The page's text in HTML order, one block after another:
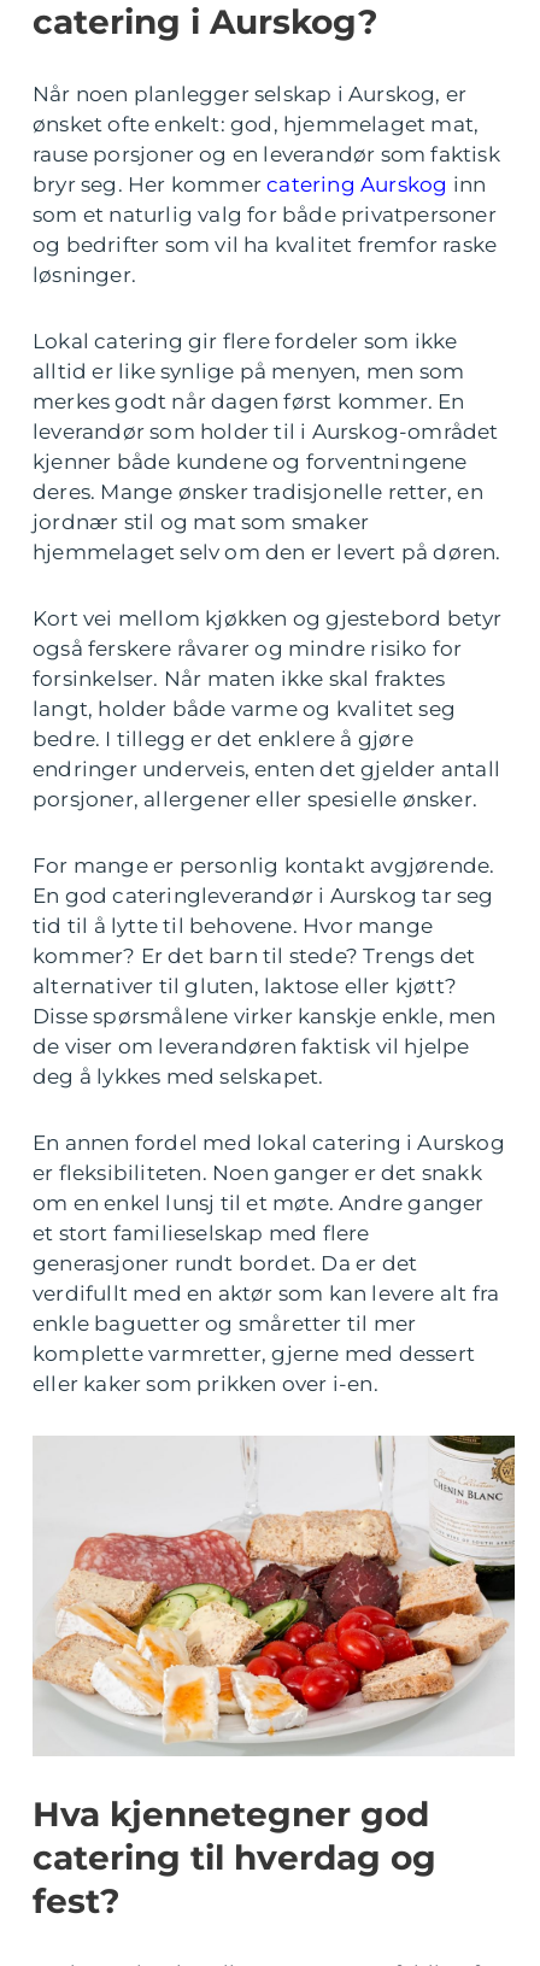
catering i Aurskog?
Når noen planlegger selskap i Aurskog, er
ønsket ofte enkelt: god, hjemmelaget mat,
rause porsjoner og en leverandør som faktisk
bryr seg. Her kommercatering Aurskog inn
som et naturlig valg for både privatpersoner
og bedrifter som vil ha kvalitet fremfor raske
løsninger.
Lokal catering gir flere fordeler som ikke
alltid er like synlige på menyen, men som
merkes godt når dagen først kommer. En
leverandør som holder til i Aurskog-området
kjenner både kundene og forventningene
deres. Mange ønsker tradisjonelle retter, en
jordnær stil og mat som smaker
hjemmelaget selv om den er levert på døren.
Kort vei mellom kjøkken og gjestebord betyr
også ferskere råvarer og mindre risiko for
forsinkelser. Når maten ikke skal fraktes
langt, holder både varme og kvalitet seg
bedre. I tillegg er det enklere å gjøre
endringer underveis, enten det gjelder antall
porsjoner, allergener eller spesielle ønsker.
For mange er personlig kontakt avgjørende.
En god cateringleverandør i Aurskog tar seg
tid til å lytte til behovene. Hvor mange
kommer? Er det barn til stede? Trengs det
alternativer til gluten, laktose eller kjøtt?
Disse spørsmålene virker kanskje enkle, men
de viser om leverandøren faktisk vil hjelpe
deg å lykkes med selskapet.
En annen fordel med lokal catering i Aurskog
er fleksibiliteten. Noen ganger er det snakk
om en enkel lunsj til et møte. Andre ganger
et stort familieselskap med flere
generasjoner rundt bordet. Da er det
verdifullt med en aktør som kan levere alt fra
enkle baguetter og småretter til mer
komplette varmretter, gjerne med dessert
eller kaker som prikken over i-en.
Hva kjennetegner god
catering til hverdag og
fest?